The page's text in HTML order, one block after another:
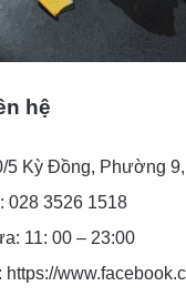
hệ
5 Kỳ Đồng, Phường 9,
028 3526 1518
11: 00 – 23:00
https://